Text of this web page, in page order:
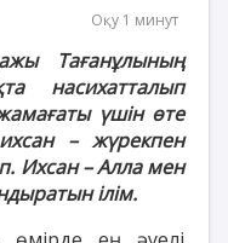
Оқу 1 минут
Тағанұлының
насихатталып
үшін өте
– жүрекпен
Ихсан – Алла мен
ілім.